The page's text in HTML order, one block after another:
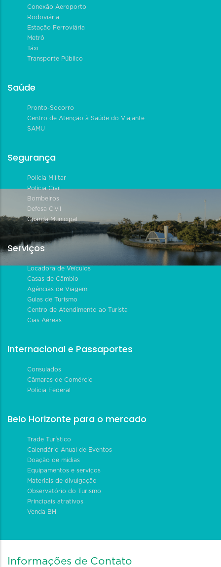
Conexão Aeroporto
Rodoviária
Estação Ferroviária
Metrô
Táxi
Transporte Público
Saúde
Pronto-Socorro
Centro de Atenção à Saúde do Viajante
SAMU
Segurança
Polícia Militar
Polícia Civil
Bombeiros
Defesa Civil
Guarda Municipal
Serviços
Locadora de Veículos
Casas de Câmbio
Agências de Viagem
Guias de Turismo
Centro de Atendimento ao Turista
Cias Aéreas
Internacional e Passaportes
Consulados
Câmaras de Comércio
Polícia Federal
Belo Horizonte para o mercado
Trade Turístico
Calendário Anual de Eventos
Doação de mídias
Equipamentos e serviços
Materiais de divulgação
Observatório do Turismo
Principais atrativos
Venda BH
Informações de Contato